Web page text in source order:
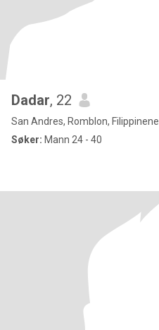
Dadar, 22
San Andres, Romblon, Filippinene
Søker: Mann 24 - 40